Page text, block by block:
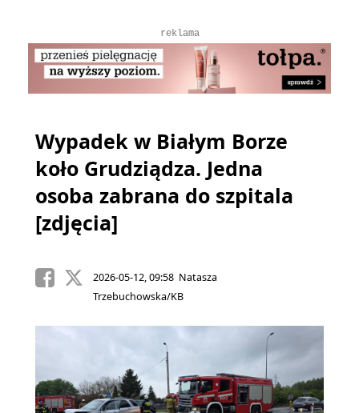
reklama
Wypadek w Białym Borze
koło Grudziądza. Jedna
osoba zabrana do szpitala
[zdjęcia]
2026-05-12, 09:58 Natasza
Trzebuchowska/KB